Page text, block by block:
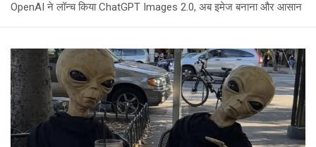
OpenAI ने लॉन्च किया ChatGPT Images 2.0, अब इमेज बनाना और आसान